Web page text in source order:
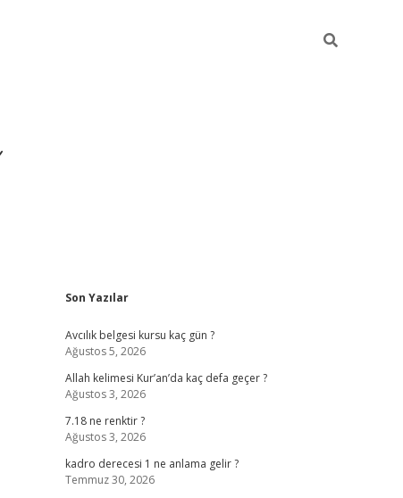
Sidebar
Son Yazılar
Avcılık belgesi kursu kaç gün ?
Ağustos 5, 2026
Allah kelimesi Kur’an’da kaç defa geçer ?
Ağustos 3, 2026
7.18 ne renktir ?
Ağustos 3, 2026
kadro derecesi 1 ne anlama gelir ?
Temmuz 30, 2026